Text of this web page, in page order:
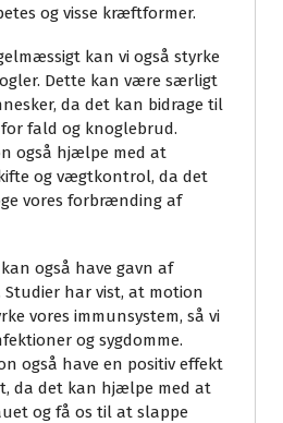
og visse kræftformer.
kan vi også styrke
Dette kan være særligt
da det kan bidrage til
fald og knoglebrud.
også hjælpe med at
og vægtkontrol, da det
vores forbrænding af
også have gavn af
har vist, at motion
vores immunsystem, så vi
og sygdomme.
også have en positiv effekt
da det kan hjælpe med at
og få os til at slappe